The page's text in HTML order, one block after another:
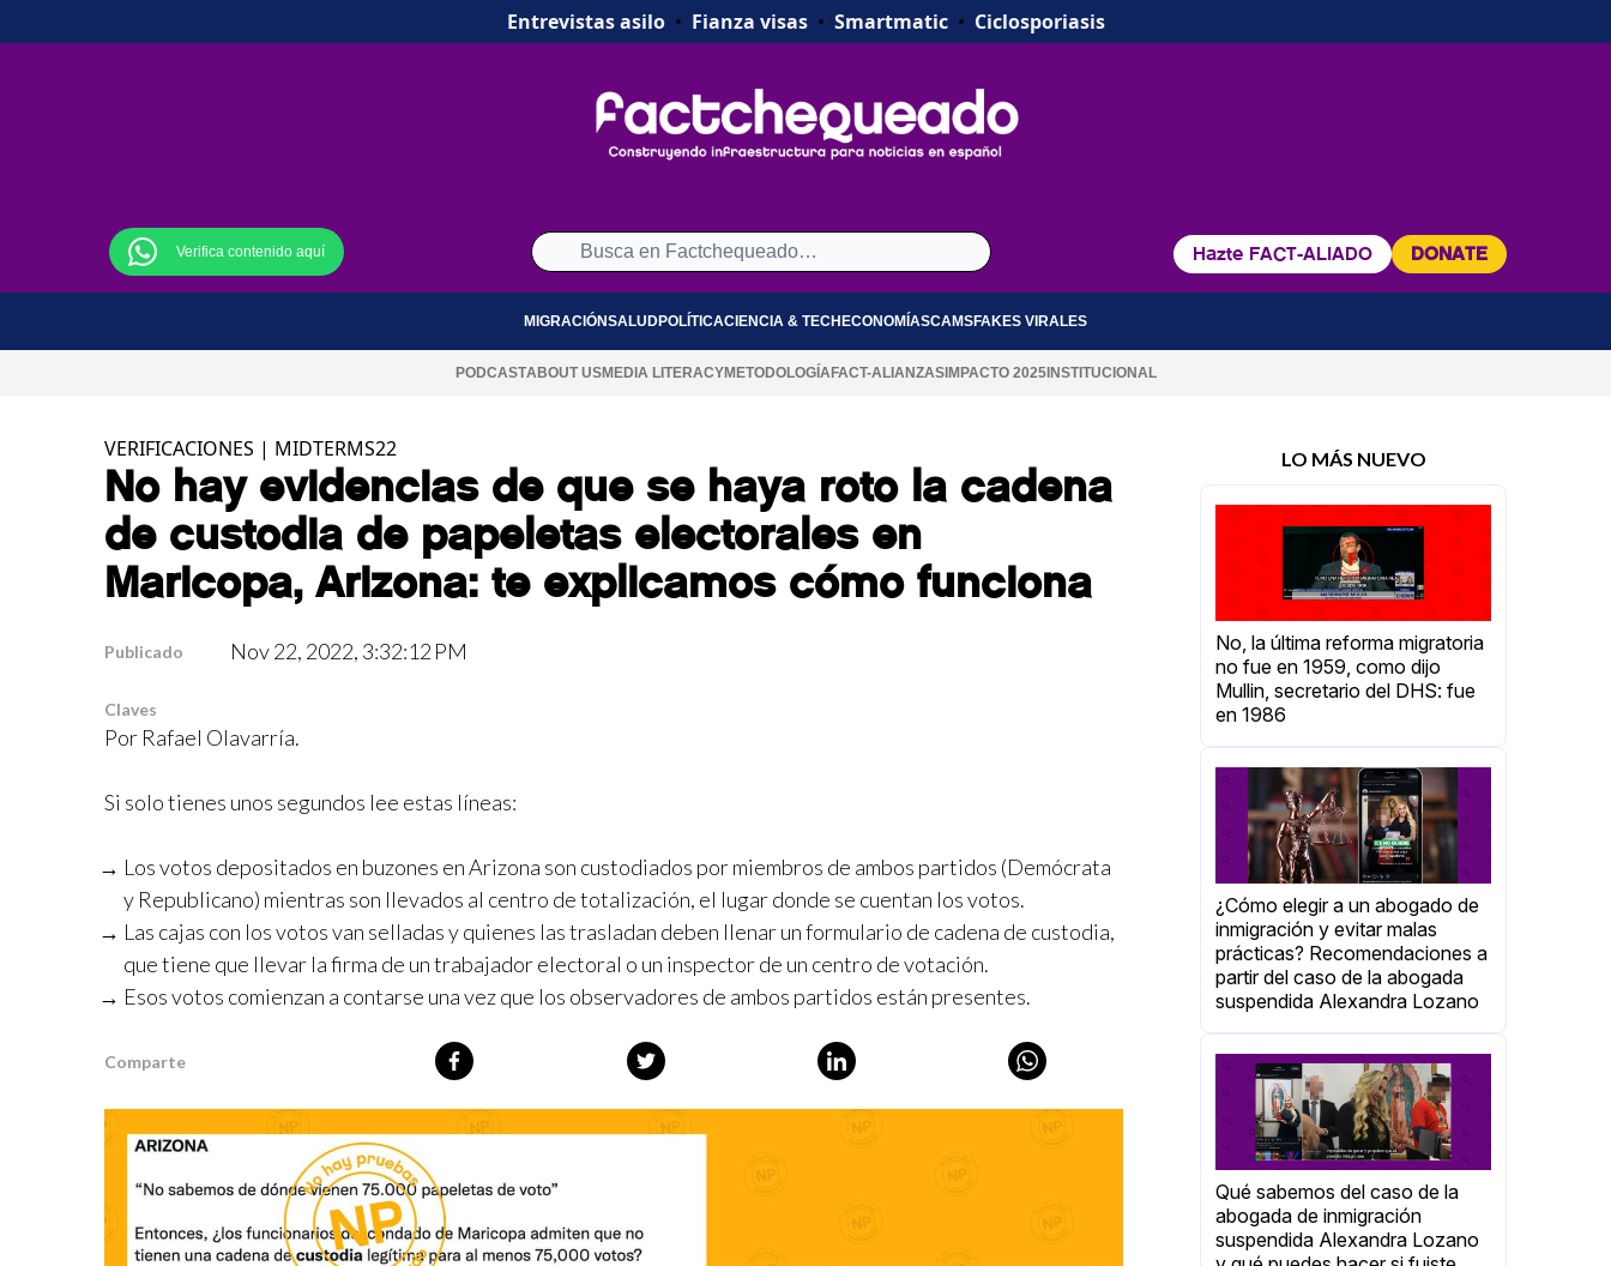
Entrevistas asilo• Fianza visas• Smartmatic• Ciclosporiasis
Verifica contenido aquí Hazte FACT-ALIADO DONATE
MIGRACIÓNSALUDPOLÍTICACIENCIA & TECH ECONOMÍASCAMSFAKES VIRALES
PODCASTABOUT USMEDIA LITERACYMETODOLOGÍA FACT-ALIANZASIMPACTO 2025INSTITUCIONAL
VERIFICACIONES | MIDTERMS22
No hay evidencias de que se haya roto la cadena
de custodia de papeletas electorales en
Maricopa, Arizona: te explicamos cómo funciona
Publicado Nov 22, 2022, 3:32:12 PM
Claves
Por Rafael Olavarría.
Si solo tienes unos segundos lee estas líneas:
Los votos depositados en buzones en Arizona son custodiados por miembros de ambos partidos (Demócrata
y Republicano) mientras son llevados al centro de totalización, el lugar donde se cuentan los votos.
Las cajas con los votos van selladas y quienes las trasladan deben llenar un formulario de cadena de custodia,
que tiene que llevar la firma de un trabajador electoral o un inspector de un centro de votación.
Esos votos comienzan a contarse una vez que los observadores de ambos partidos están presentes.
Comparte
LO MÁS NUEVO
No, la última reforma migratoria
no fue en 1959, como dijo
Mullin, secretario del DHS: fue
en 1986
¿Cómo elegir a un abogado de
inmigración y evitar malas
prácticas? Recomendaciones a
partir del caso de la abogada
suspendida Alexandra Lozano
Qué sabemos del caso de la
abogada de inmigración
suspendida Alexandra Lozano